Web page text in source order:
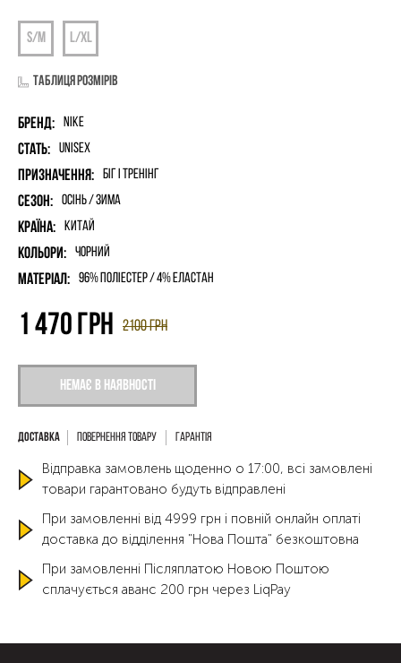
Таблиця розмірів
Бренд: Nike
Стать: unisex
Призначення: Біг і Тренінг
Сезон: Осінь / Зима
Країна: Китай
Кольори: Чорний
Матеріал: 96% поліестер / 4% еластан
Немає в наявності
2100грн
1 470 грн
Повернення товару Гарантія
Відправка замовлень щоденно о 17:00, всі замовлені
товари гарантовано будуть відправлені
При замовленні від 4999 грн і повній онлайн оплаті
доставка до відділення "Нова Пошта" безкоштовна
При замовленні Післяплатою Новою Поштою
сплачується аванс 200 грн через LiqPay